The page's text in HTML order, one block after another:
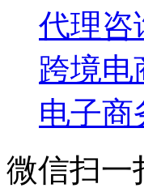
代理咨
跨境电
电子商
微信扫一